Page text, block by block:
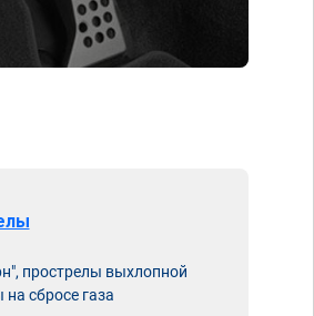
прострелы выхлопной
на сбросе газа